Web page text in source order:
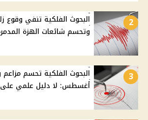
2
البحوث الفلكية تنفي وقوع
وتحسم شائعات الهزة
3
أغسطس: لا دليل علمي على